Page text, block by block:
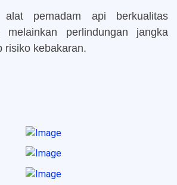
alat pemadam api berkualitas
melainkan perlindungan jangka
risiko kebakaran.